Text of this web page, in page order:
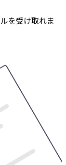
を受け取れま